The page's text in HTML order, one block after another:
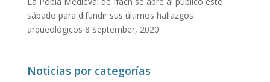
sábado para difundir sus últimos hallazgos
arqueológicos 8 September, 2020
Noticias por categorías